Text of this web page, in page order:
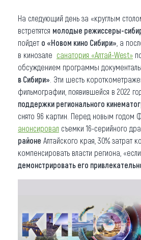
На следующий день за «круглым
встретятся молодые режиссеры-
пойдет о «Новом кино Сибири» , а
в кинозале санатория «Алтай-West»
обсуждением программы
в Сибири» . Эти шесть
фильмографии, появившейся в 2022
поддержки регионального
снято 96 картин. Перед новым годом
анонсировал съемки 16-серийного
районе Алтайского края, 30% затрат
компенсировать власти региона,
демонстрировать его